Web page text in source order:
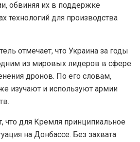
обвиняя их в поддержке
технологий для производства
отмечает, что Украина за годы
из мировых лидеров в сфере
дронов. По его словам,
изучают и используют армии
что для Кремля принципиальное
на Донбассе. Без захвата